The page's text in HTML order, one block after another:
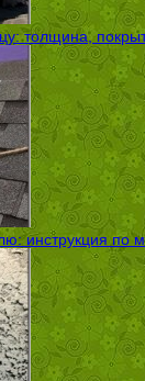
толщина,
инструкция по